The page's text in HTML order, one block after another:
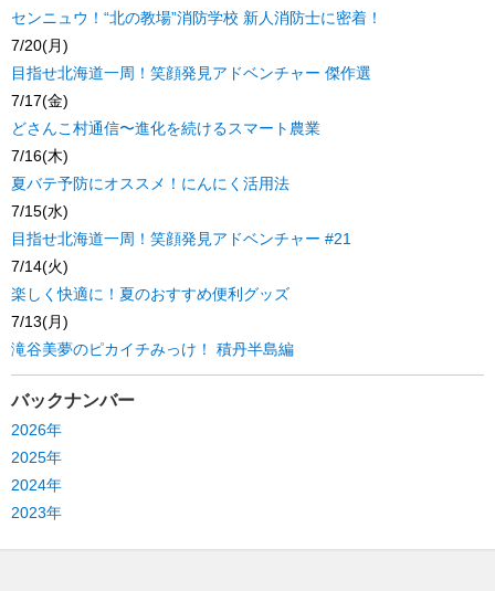
センニュウ！“北の教場”消防学校 新人消防士に密着！
7/20(月)
目指せ北海道一周！笑顔発見アドベンチャー 傑作選
7/17(金)
どさんこ村通信〜進化を続けるスマート農業
7/16(木)
夏バテ予防にオススメ！にんにく活用法
7/15(水)
目指せ北海道一周！笑顔発見アドベンチャー #21
7/14(火)
楽しく快適に！夏のおすすめ便利グッズ
7/13(月)
滝谷美夢のピカイチみっけ！ 積丹半島編
バックナンバー
2026年
2025年
2024年
2023年